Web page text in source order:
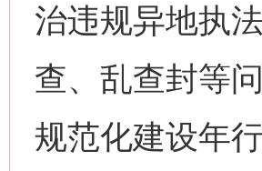
治违规异地执
查、乱查封等
规范化建设年